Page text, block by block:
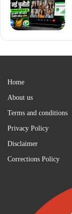
Home
About us
Terms and conditions
Privacy Policy
Disclaimer
Corrections Policy